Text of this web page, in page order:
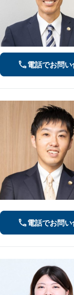
電話でお問い
電話でお問い